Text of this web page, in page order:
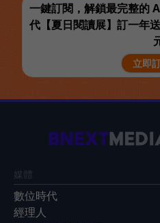
一鍵訂閱，解鎖最完整的
代【夏日閱讀展】訂一年
立即
媒體
數位時代
經理人